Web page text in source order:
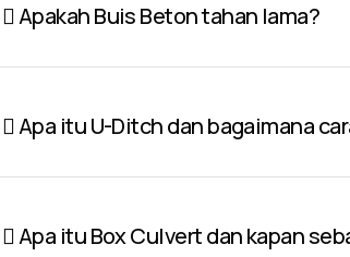
Apakah Buis Beton tahan lama?
Apa itu U-Ditch dan bagaimana
Apa itu Box Culvert dan kapan